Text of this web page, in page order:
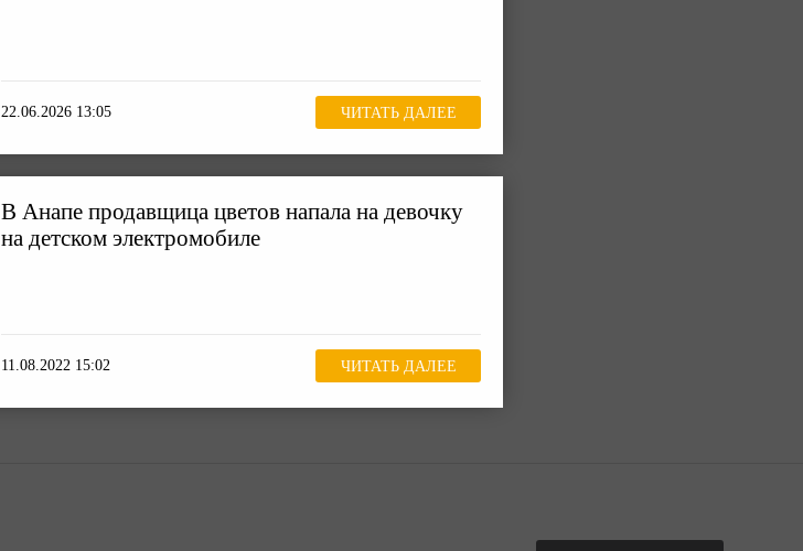
22.06.2026 13:05 ЧИТАТЬ ДАЛЕЕ
В Анапе продавщица цветов напала на девочку
на детском электромобиле
11.08.2022 15:02 ЧИТАТЬ ДАЛЕЕ